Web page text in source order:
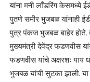
यांना मनी लाँडरिंग केसमध्ये
पुतणे समीर भुजबळ यांनाही
पुत्र पंकज भुजबळ बाहेर होते.
मुख्यमंत्री देवेंद्र फडणवीस
फडणवीस यांचे अक्षरशः पाय
भुजबळ यांची सुटका झाली.